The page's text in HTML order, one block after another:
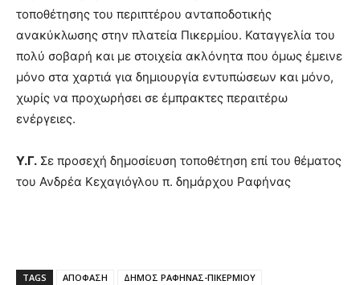
τοποθέτησης του περιπτέρου ανταποδοτικής
ανακύκλωσης στην πλατεία Πικερμίου. Καταγγελία του
πολύ σοβαρή και με στοιχεία ακλόνητα που όμως έμεινε
μόνο στα χαρτιά για δημιουργία εντυπώσεων και μόνο,
χωρίς να προχωρήσει σε έμπρακτες περαιτέρω
ενέργειες.
Υ.Γ. Σε προσεχή δημοσίευση τοποθέτηση επί του θέματος
του Ανδρέα Κεχαγιόγλου π. δημάρχου Ραφήνας
TAGS ΑΠΟΦΑΣΗ
ΔΗΜΟΣ ΡΑΦΗΝΑΣ-ΠΙΚΕΡΜΙΟΥ